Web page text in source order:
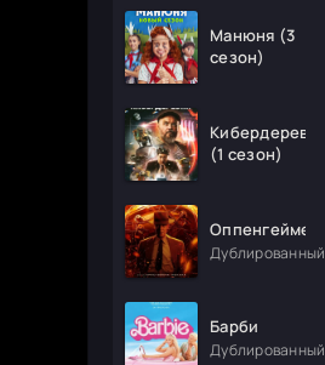
Манюня (3
сезон)
Кибердеревня
(1 сезон)
Оппенгеймер
Дублированный
Барби
Дублированный